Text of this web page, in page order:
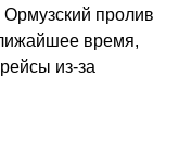
Ормузский пролив
время,
из-за